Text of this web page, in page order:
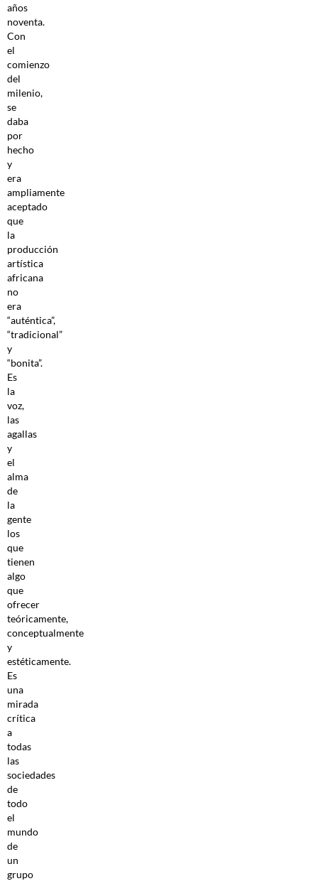
años
noventa.
Con
el
comienzo
del
milenio,
se
daba
por
hecho
y
era
ampliamente
aceptado
que
la
producción
artística
africana
no
era
“auténtica”,
“tradicional”
y
“bonita”.
Es
la
voz,
las
agallas
y
el
alma
de
la
gente
los
que
tienen
algo
que
ofrecer
teóricamente,
conceptualmente
y
estéticamente.
Es
una
mirada
crítica
a
todas
las
sociedades
de
todo
el
mundo
de
un
grupo